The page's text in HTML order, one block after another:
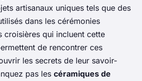
artisanaux uniques tels que des
dans les cérémonies
croisières qui incluent cette
de rencontrer ces
les secrets de leur savoir-
pas les céramiques de